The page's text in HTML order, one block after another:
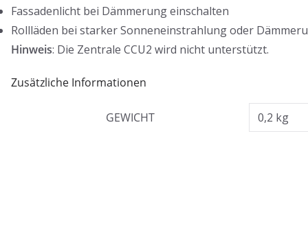
Fassadenlicht bei Dämmerung einschalten
Rollläden bei starker Sonneneinstrahlung oder
Hinweis: Die Zentrale CCU2 wird nicht unterstützt.
Zusätzliche Informationen
GEWICHT 0,2 kg